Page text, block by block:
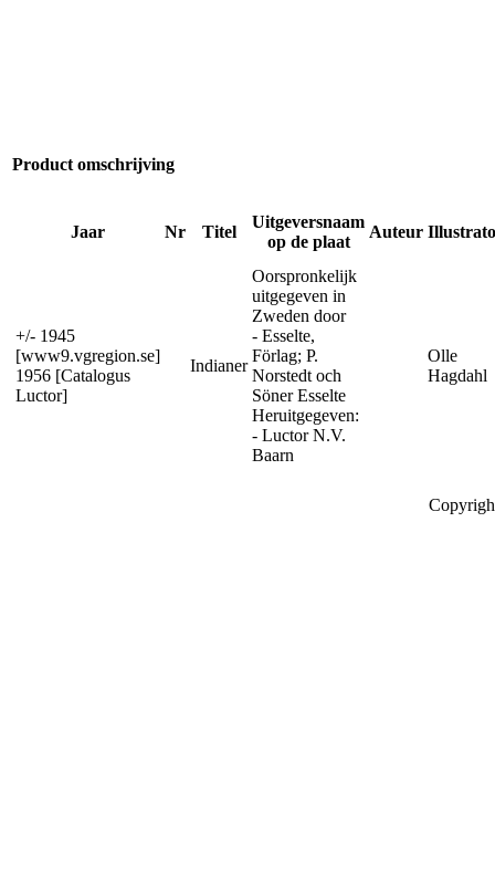
Product omschrijving
Jaar Nr Titel
Uitgeversnaam
op de plaat
Auteur
+/- 1945
[www9.vgregion.se]
1956 [Catalogus
Luctor]
Indianer
Oorspronkelijk
uitgegeven in
Zweden door
- Esselte,
Förlag; P.
Norstedt och
Söner Esselte
Heruitgegeven:
- Luctor N.V.
Baarn
Olle
Hagdahl